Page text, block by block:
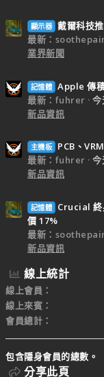
顯示器 戴爾科技
最新：
業界新聞
記憶體 Apple 傳
最新：fuhrer
今
新品資訊
主機板
PCB、
最新：fuhrer
今
新品資訊
記憶體
Crucial 終
價 17%
最新：
新品資訊
線上統計
線上會員
線上來賓
會員總計
包含隱身會員的總數。
分享此頁